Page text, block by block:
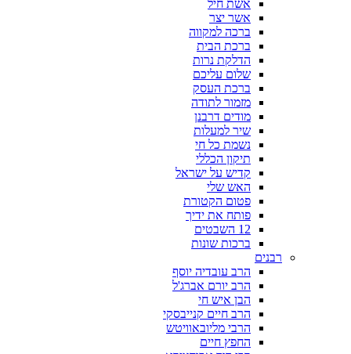
אשת חיל
אשר יצר
ברכה למקווה
ברכת הבית
הדלקת נרות
שלום עליכם
ברכת העסק
מזמור לתודה
מודים דרבנן
שיר למעלות
נשמת כל חי
תיקון הכללי
קדיש על ישראל
האש שלי
פטום הקטורת
פותח את ידיך
12 השבטים
ברכות שונות
רבנים
הרב עובדיה יוסף
הרב יורם אברג'ל
הבן איש חי
הרב חיים קנייבסקי
הרבי מליובאוויטש
החפץ חיים